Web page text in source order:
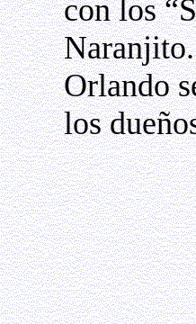
con los
Naranjito.
Orlando
los